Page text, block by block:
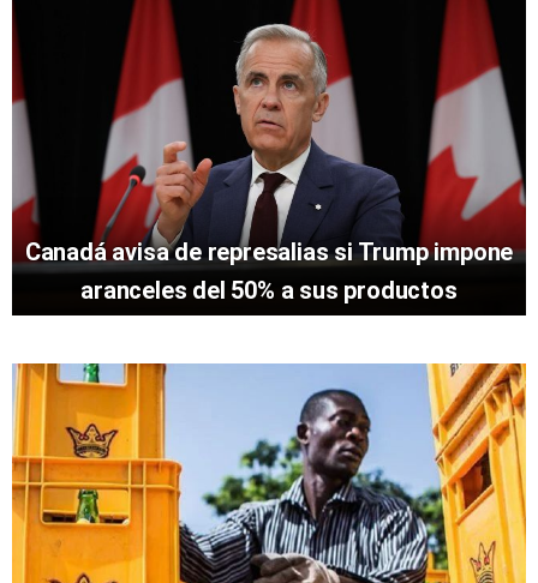
Canadá avisa de represalias si Trump impone
aranceles del 50% a sus productos